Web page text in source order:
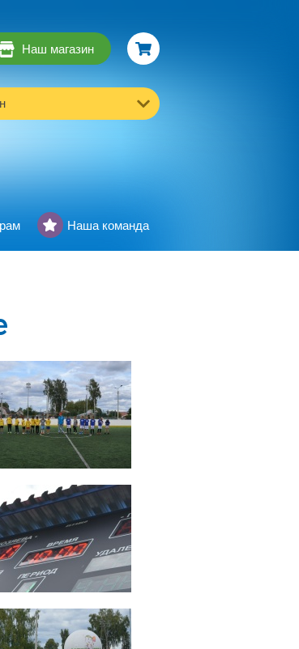
Наш магазин
Наша команда